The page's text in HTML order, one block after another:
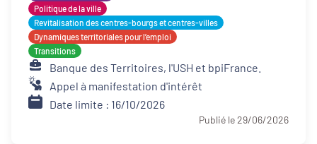
Politique de la ville
Revitalisation des centres-bourgs et centres-villes
Dynamiques territoriales pour l’emploi
Transitions
Banque des Territoires, l'USH et bpiFrance.
Appel à manifestation d'intérêt
Date limite : 16/10/2026
Publié le 29/06/2026